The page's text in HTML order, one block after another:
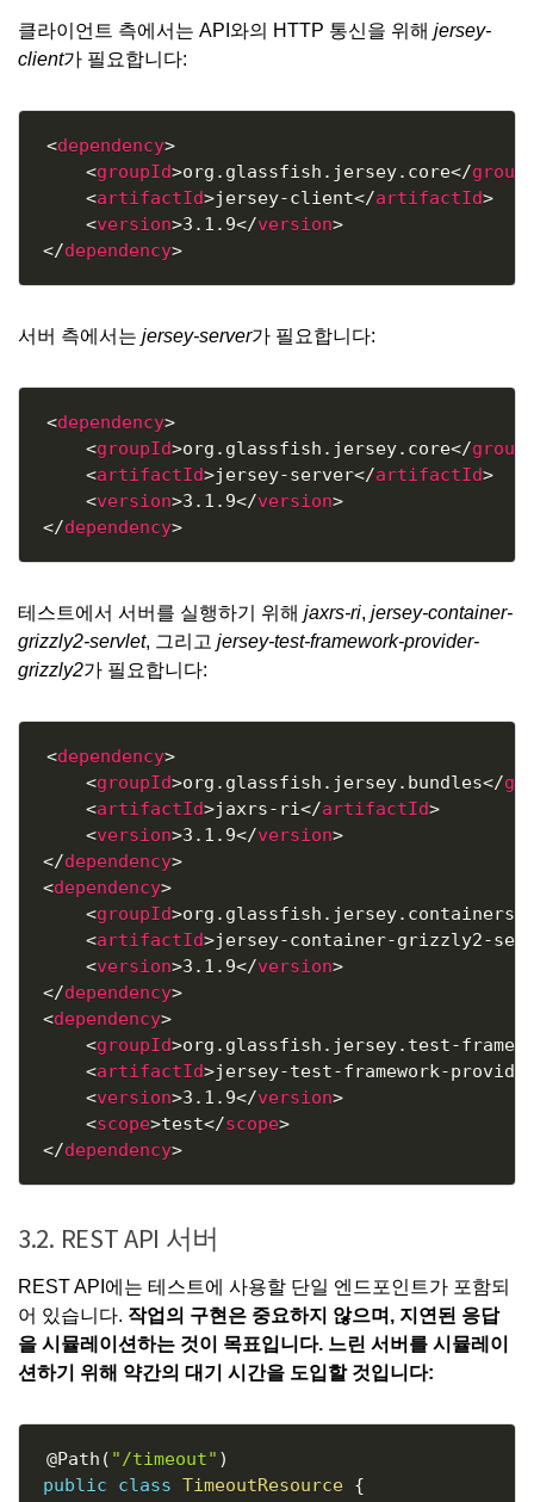
클라이언트 측에서는 API와의 HTTP 통신을 위해 jersey-
client가 필요합니다:
<dependency>
<groupId>org.glassfish.jersey.core</
<artifactId>jersey-client</artifactId>
<version>3.1.9</version>
</dependency>
서버 측에서는 jersey-server가 필요합니다:
<dependency>
<groupId>org.glassfish.jersey.core</
<artifactId>jersey-server</artifactId>
<version>3.1.9</version>
</dependency>
테스트에서 서버를 실행하기 위해 jaxrs-ri, jersey-container-
grizzly2-servlet, 그리고 jersey-test-framework-provider-
grizzly2가 필요합니다:
<dependency>
<groupId>org.glassfish.jersey.bundles</
<artifactId>jaxrs-ri</artifactId>
<version>3.1.9</version>
</dependency>
<dependency>
<groupId>org.glassfish.jersey.containers
<artifactId>jersey-container-grizzly2-
<version>3.1.9</version>
</dependency>
<dependency>
<groupId>org.glassfish.jersey.test-
<artifactId>jersey-test-framework-
<version>3.1.9</version>
<scope>test</scope>
</dependency>
3.2. REST API 서버
REST API에는 테스트에 사용할 단일 엔드포인트가 포함되
어 있습니다. 작업의 구현은 중요하지 않으며, 지연된 응답
을 시뮬레이션하는 것이 목표입니다. 느린 서버를 시뮬레이
션하기 위해 약간의 대기 시간을 도입할 것입니다:
@Path ( "/timeout" )
public
class TimeoutResource {